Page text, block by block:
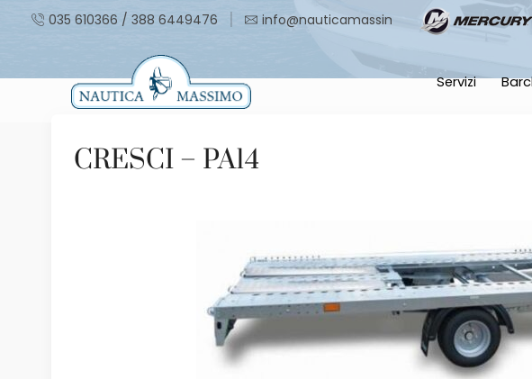
035 610366 / 388 6449476 info@nauticamassimo.it
Servizi
CRESCI – PA14